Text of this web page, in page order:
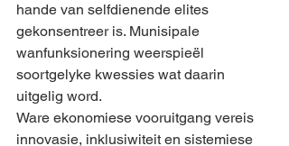
hande van selfdienende elites
gekonsentreer is. Munisipale
wanfunksionering weerspieël
soortgelyke kwessies wat daarin
uitgelig word.
Ware ekonomiese vooruitgang vereis
innovasie, inklusiwiteit en sistemiese